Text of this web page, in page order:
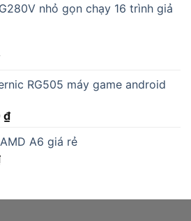
nhỏ gọn chạy 16 trình giả
RG505 máy game android
₫
A6 giá rẻ